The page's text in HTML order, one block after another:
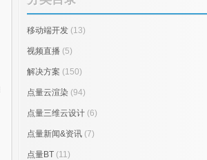
移动端开发 (13)
视频直播 (5)
解决方案 (150)
点量云渲染 (94)
点量三维云设计 (6)
点量新闻&资讯 (7)
点量BT (11)